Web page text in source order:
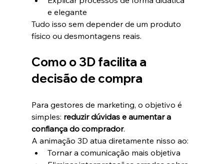
e elegante
Tudo isso sem depender de um produto
físico ou desmontagens reais.
Como o 3D facilita a
decisão de compra
Para gestores de marketing, o objetivo é
simples: reduzir dúvidas e aumentar a
confiança do comprador.
A animação 3D atua diretamente nisso ao:
Tornar a comunicação mais objetiva